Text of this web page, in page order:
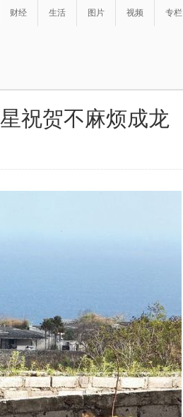
财经 生活 图片 视频 专栏
祝贺不麻烦成龙